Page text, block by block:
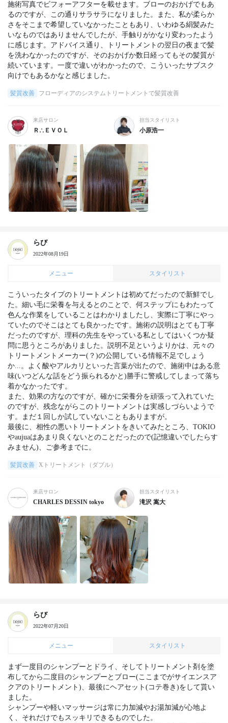
施術写真でビフォーアフターを載せます。ブローのおかげでもあ
るのですが、この通りサラサラになりました。また、私が柔らか
さをそこまで希望していなかったこともあり、いわゆる絹髪みた
いなものではありませんでしたが、手触りがかなり変わったよう
に感じます。アドバイス通り、トリートメントの翌日の夜まで髪
を洗わなかったのですが、そのおかげか数日経ってもその髪質が
続いています。一度で違いがわかったので、こういったサブスク
向けでもあるかなと感じました。
髪質改善 フローディアのシステムトリートメントで髪質改善
来店サロン
Ｒ∴ＥＶＯＬ
担当スタイリスト
小原浩一
らび
2022年08月19日
メニュー スタイリスト
こういったタイプのトリートメントは初めてだったので新鮮でし
た。細い毛に栄養を与えるとのことで、何ステップにもわたって
色んな作業をしていることはわかりましたし、実際に丁寧にやっ
ていたのでそこはとても良かったです。施術の説明はとても丁寧
だったのですが、理科の先生をやっている私としてはいくつか疑
問に思うところがありました。説明不足というよりかは、元々の
トリートメントメーカー(？)の公開している情報不足でしょう
か...。よく酸やアルカリといった言葉が出たので、施術中はある意
味(いつどんな話をどう振られるかと)勝手に警戒してしまって落ち
着かなかったです。
また、効果の方なのですが、確かに栄養分を頑張って入れていた
のですが、残念ながらこのトリートメントは実感しづらいようで
す。まだ１回しか試していないこともありますが。
最後に、相性の悪いトリートメントをきいてみたところ、TOKIO
やaujuaはあまり良くないとのことだったので(記憶違いでしたらす
みません)、ご参考までに。
髪質改善 Xトリートメント（ダブル）
来店サロン
CHARLES DESSIN tokyo
担当スタイリスト
滝沢 嵩大
らび
2022年07月20日
メニュー スタイリスト
まず一度目のシャンプーとドライ、そしてトリートメント剤を塗
布してから二度目のシャンプーとブロー(ここまでがサイエンスア
クアのトリートメント)、最後にヘアセット(コテ巻き)をして貰い
ました。
シャンプーや軽いマッサージは常に力加減やお湯加減が心地よ
く、それだけでもスッキリできるものでした。